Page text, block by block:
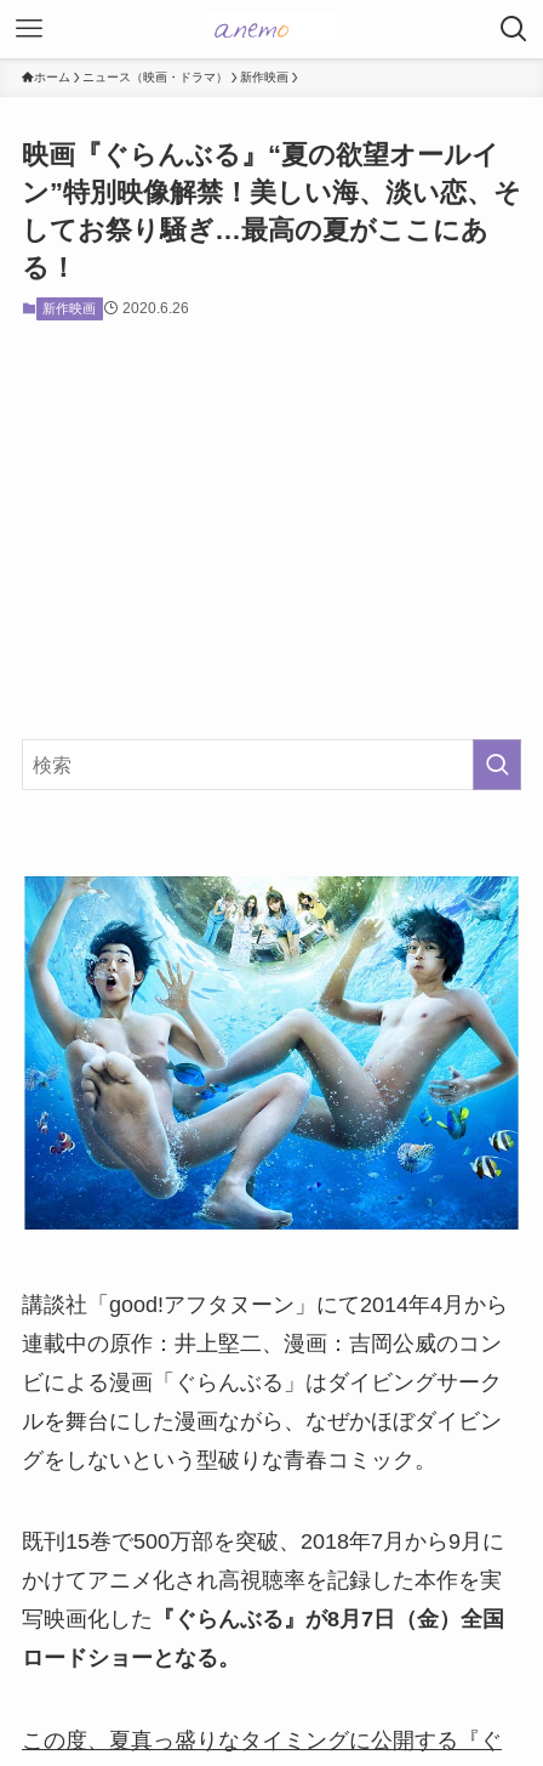
ホーム ニュース（映画・ドラマ） 新作映画
映画『ぐらんぶる』“夏の欲望オールイ
ン”特別映像解禁！美しい海、淡い恋、そ
してお祭り騒ぎ…最高の夏がここにあ
る！
新作映画 2020.6.26
講談社「good!アフタヌーン」にて2014年4月から
連載中の原作：井上堅二、漫画：吉岡公威のコン
ビによる漫画「ぐらんぶる」はダイビングサーク
ルを舞台にした漫画ながら、なぜかほぼダイビン
グをしないという型破りな青春コミック。
既刊15巻で500万部を突破、2018年7月から9月に
かけてアニメ化され高視聴率を記録した本作を実
写映画化した 『ぐらんぶる』が8月7日（金）全国
ロードショーとなる。
この度、夏真っ盛りなタイミングに公開する『ぐ